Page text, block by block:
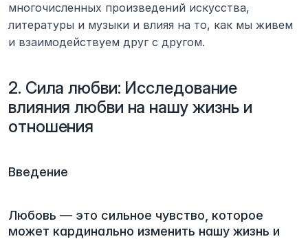
многочисленных произведений искусства,
литературы и музыки и влияя на то, как мы живем
и взаимодействуем друг с другом.
2. Сила любви: Исследование
влияния любви на нашу жизнь и
отношения
Введение
Любовь — это сильное чувство, которое
может кардинально изменить нашу жизнь и